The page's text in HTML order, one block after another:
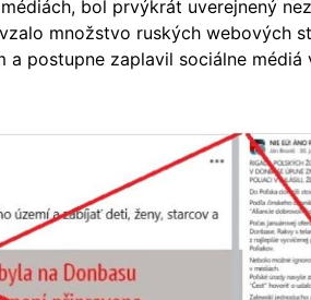
bol prvýkrát uverejnený
množstvo ruských webových
postupne zaplavil sociálne